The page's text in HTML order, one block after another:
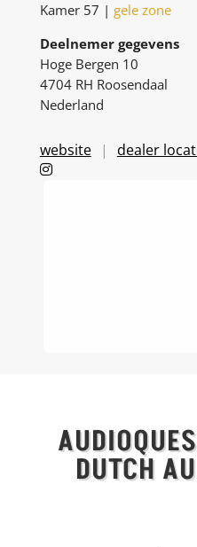
Kamer 57 | gele zone
Deelnemer gegevens
Hoge Bergen 10
4704 RH Roosendaal
Nederland
website dealer
DUTCH